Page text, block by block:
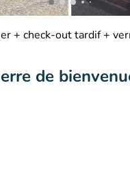
+ check-out tardif +
de